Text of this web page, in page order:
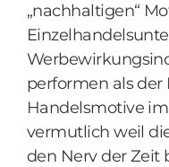
„nachhaltigen“
performen als
Handelsmotive
vermutlich weil
den Nerv der Zeit